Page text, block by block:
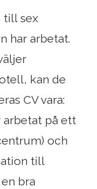
till sex
har arbetat.
kan de
CV vara:
arbetat på ett
och
till
bra